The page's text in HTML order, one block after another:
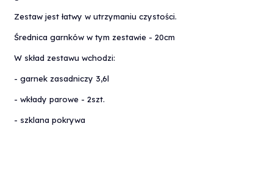
Zestaw jest łatwy w utrzymaniu czystości.
Średnica garnków w tym zestawie - 20cm
W skład zestawu wchodzi:
- garnek zasadniczy 3,6l
- wkłady parowe - 2szt.
- szklana pokrywa